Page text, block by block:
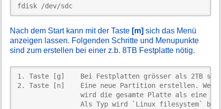
fdisk /dev/sdc
Nach dem Start kann mit der Taste [m] sich das Menü
anzeigen lassen. Folgenden Schritte und Menupunkte
sind zum erstellen bei einer z.b. 8TB Festplatte nötig.
1. Taste [g]    Bei Festplatten grösser als 2TB
2. Taste [n]    Eine neue Partition erstellen. Wenn
wird die gesamte Platte als eine
Als Typ wird `Linux filesystem`